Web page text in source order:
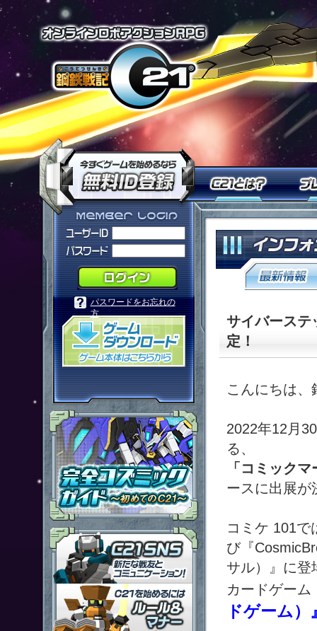
オンライン
Ｃ２１
今すぐ「鋼鉄戦記Ｃ２１」
「鋼鉄戦記Ｃ２１」メンバーロ
パスワードをお忘れの
方
「鋼鉄戦記Ｃ２１」ゲームダウン
サイバーステ
定！
こんにちは、
2022年12月
る、
「コミック
ースに出展が
コミケ 101で
び『
サル）』に登
カードゲーム
ドゲーム）
「鋼鉄戦記Ｃ２１」ＳＮＳ
「鋼鉄戦記Ｃ２１」ルール＆